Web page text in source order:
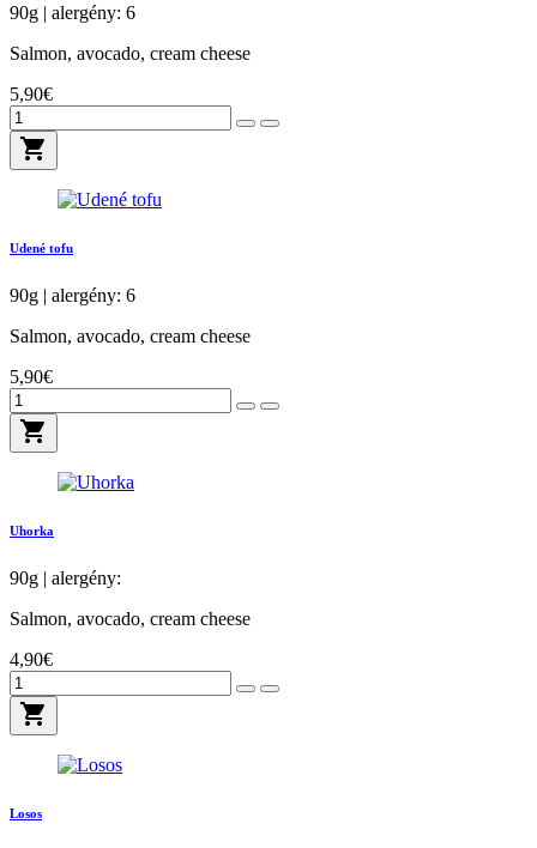
90g | alergény: 6
Salmon, avocado, cream cheese
5,90€
shopping_cart
Udené tofu
90g | alergény: 6
Salmon, avocado, cream cheese
5,90€
shopping_cart
Uhorka
90g | alergény:
Salmon, avocado, cream cheese
4,90€
shopping_cart
Losos